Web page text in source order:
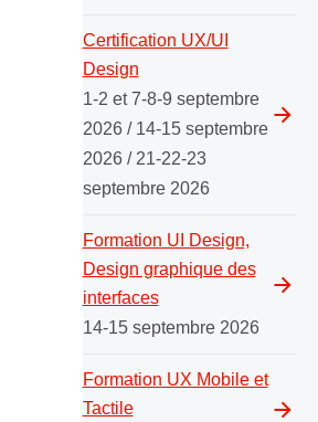
Certification UX/UI
Design
1-2 et 7-8-9 septembre
2026 / 14-15 septembre
2026 / 21-22-23
septembre 2026
Formation UI Design,
Design graphique des
interfaces
14-15 septembre 2026
Formation UX Mobile et
Tactile